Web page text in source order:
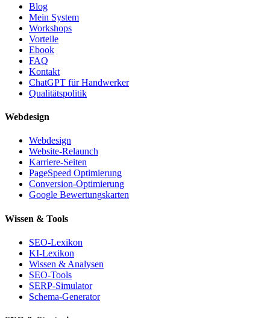
Blog
Mein System
Workshops
Vorteile
Ebook
FAQ
Kontakt
ChatGPT für Handwerker
Qualitätspolitik
Webdesign
Webdesign
Website-Relaunch
Karriere-Seiten
PageSpeed Optimierung
Conversion-Optimierung
Google Bewertungskarten
Wissen & Tools
SEO-Lexikon
KI-Lexikon
Wissen & Analysen
SEO-Tools
SERP-Simulator
Schema-Generator